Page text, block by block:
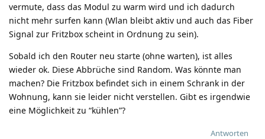
vermute, dass das Modul zu warm wird und ich dadurch
nicht mehr surfen kann (Wlan bleibt aktiv und auch das Fiber
Signal zur Fritzbox scheint in Ordnung zu sein).
Sobald ich den Router neu starte (ohne warten), ist alles
wieder ok. Diese Abbrüche sind Random. Was könnte man
machen? Die Fritzbox befindet sich in einem Schrank in der
Wohnung, kann sie leider nicht verstellen. Gibt es irgendwie
eine Möglichkeit zu “kühlen”?
Antworten